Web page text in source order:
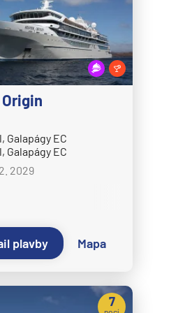
Galapágy EC
Galapágy EC
2029
plavby Mapa
7